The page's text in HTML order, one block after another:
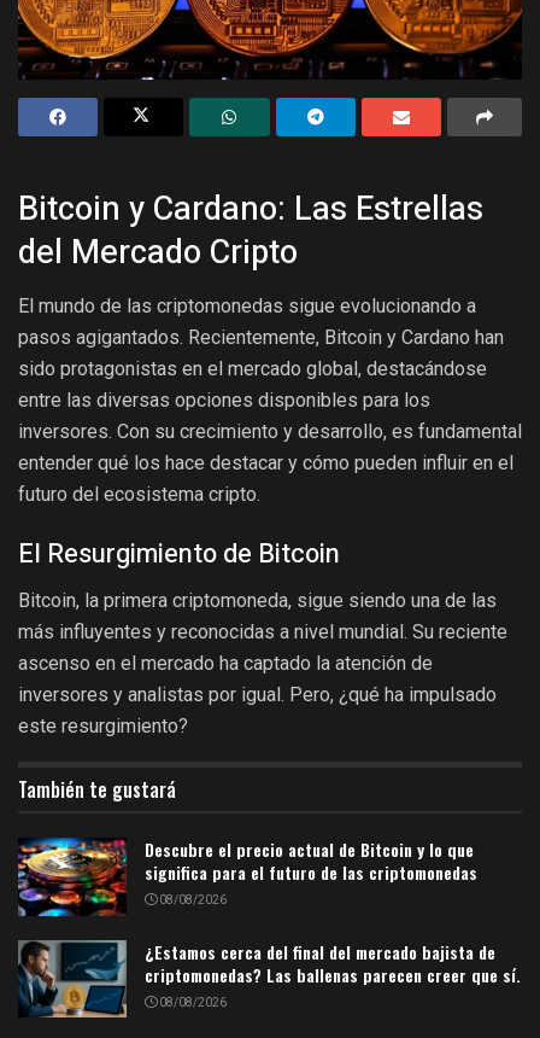
Bitcoin y Cardano: Las Estrellas
del Mercado Cripto
El mundo de las criptomonedas sigue evolucionando a
pasos agigantados. Recientemente, Bitcoin y Cardano han
sido protagonistas en el mercado global, destacándose
entre las diversas opciones disponibles para los
inversores. Con su crecimiento y desarrollo, es fundamental
entender qué los hace destacar y cómo pueden influir en el
futuro del ecosistema cripto.
El Resurgimiento de Bitcoin
Bitcoin, la primera criptomoneda, sigue siendo una de las
más influyentes y reconocidas a nivel mundial. Su reciente
ascenso en el mercado ha captado la atención de
inversores y analistas por igual. Pero, ¿qué ha impulsado
este resurgimiento?
También te gustará
Descubre el precio actual de Bitcoin y lo que
significa para el futuro de las criptomonedas
08/08/2026
¿Estamos cerca del final del mercado bajista de
criptomonedas? Las ballenas parecen creer que sí.
08/08/2026